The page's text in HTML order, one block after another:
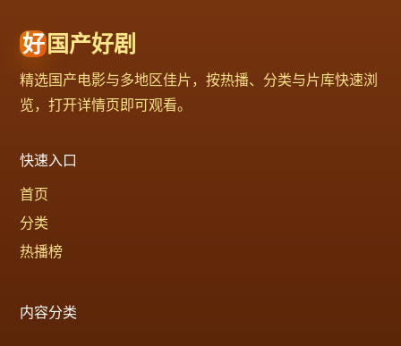
好国产好剧
精选国产电影与多地区佳片，按热播、分类与片库快速浏
览，打开详情页即可观看。
快速入口
首页
分类
热播榜
内容分类